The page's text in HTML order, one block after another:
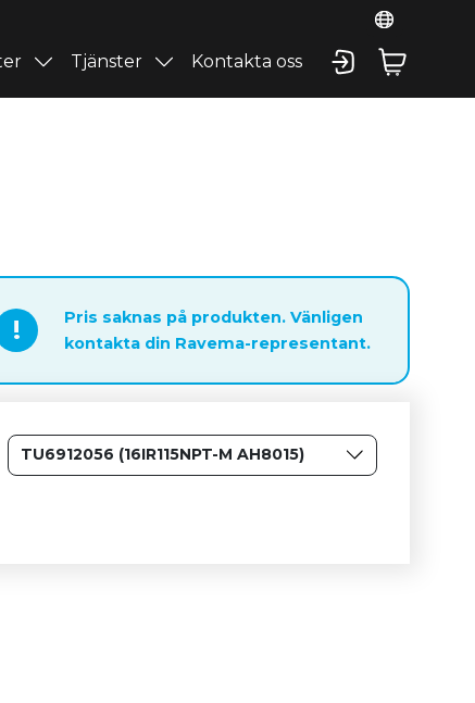
Tjänster Kontakta oss
!
Pris saknas på produkten. Vänligen
kontakta din Ravema-representant.
TU6912056 (16IR115NPT-M AH8015)